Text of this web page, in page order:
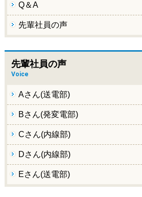
Q＆A
先輩社員の声
先輩社員の声
Voice
Aさん(送電部)
Bさん(発変電部)
Cさん(内線部)
Dさん(内線部)
Eさん(送電部)